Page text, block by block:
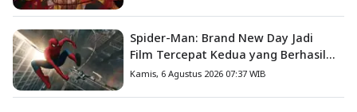
Spider-Man: Brand New Day Jadi
Film Tercepat Kedua yang Berhasil
Tembus US$1 Miliar
Kamis, 6 Agustus 2026 07:37 WIB